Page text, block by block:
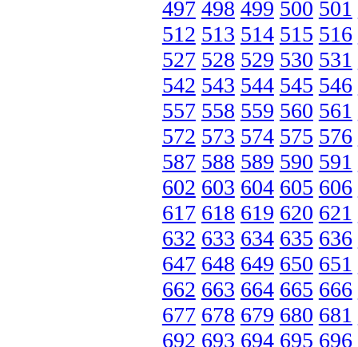
497 498 499 500 501
512 513 514 515 516
527 528 529 530 531
542 543 544 545 546
557 558 559 560 561
572 573 574 575 576
587 588 589 590 591
602 603 604 605 606
617 618 619 620 621
632 633 634 635 636
647 648 649 650 651
662 663 664 665 666
677 678 679 680 681
692 693 694 695 696